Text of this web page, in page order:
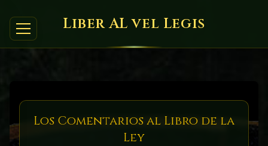
Liber AL vel Legis
Los Comentarios al Libro de la
Ley